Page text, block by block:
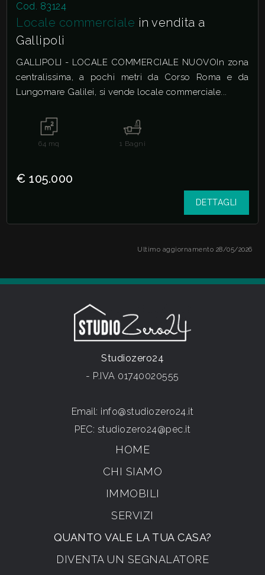
Cod. 83124
Locale commerciale in vendita a
Gallipoli
GALLIPOLI - LOCALE COMMERCIALE NUOVOIn zona
centralissima, a pochi metri da Corso Roma e da
Lungomare Galilei, si vende locale commerciale...
64 mq 1 Bagni
€ 105.000
DETTAGLI
Ultimo aggiornamento 28/05/2026
Studiozero24
- P.IVA 01740020555
Email: info@studiozero24.it
PEC: studiozero24@pec.it
HOME
CHI SIAMO
IMMOBILI
SERVIZI
QUANTO VALE LA TUA CASA?
DIVENTA UN SEGNALATORE